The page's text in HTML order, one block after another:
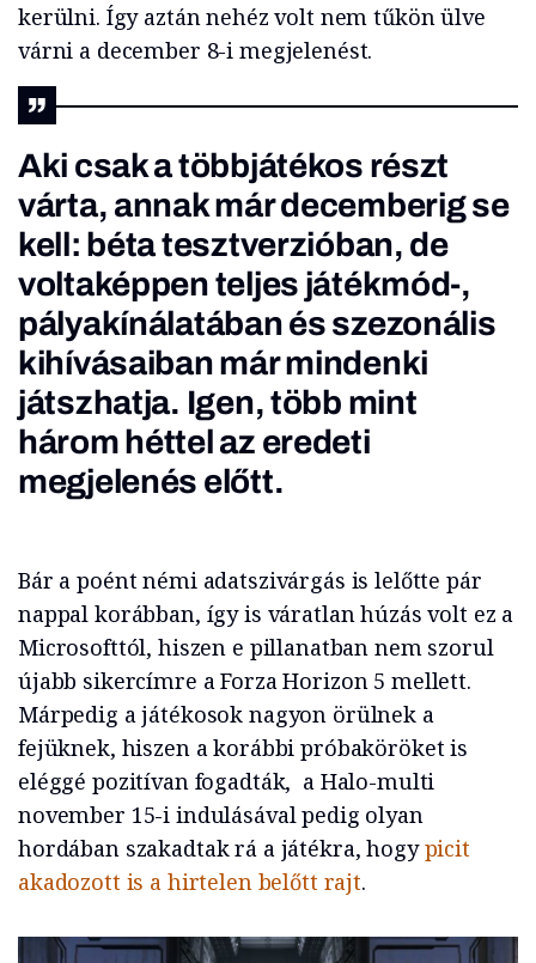
kerülni. Így aztán nehéz volt nem tűkön ülve
várni a december 8-i megjelenést.
Aki csak a többjátékos részt
várta, annak már decemberig se
kell: béta tesztverzióban, de
voltaképpen teljes játékmód-,
pályakínálatában és szezonális
kihívásaiban már mindenki
játszhatja. Igen, több mint
három héttel az eredeti
megjelenés előtt.
Bár a poént némi adatszivárgás is lelőtte pár
nappal korábban, így is váratlan húzás volt ez a
Microsofttól, hiszen e pillanatban nem szorul
újabb sikercímre a Forza Horizon 5 mellett.
Márpedig a játékosok nagyon örülnek a
fejüknek, hiszen a korábbi próbaköröket is
eléggé pozitívan fogadták, a Halo-multi
november 15-i indulásával pedig olyan
hordában szakadtak rá a játékra, hogypicit
akadozott is a hirtelen belőtt rajt.